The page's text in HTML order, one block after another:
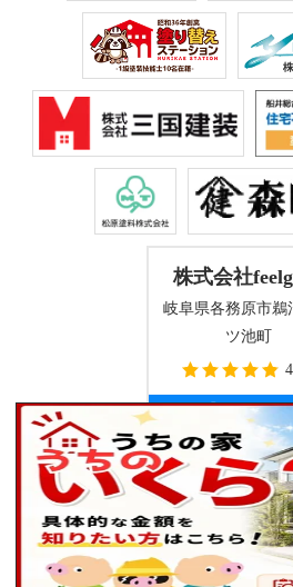
株式会社
岐阜県各務原市
ツ池町
Copyright © 2026 屋根工事・外壁塗装
ールグッド) . All